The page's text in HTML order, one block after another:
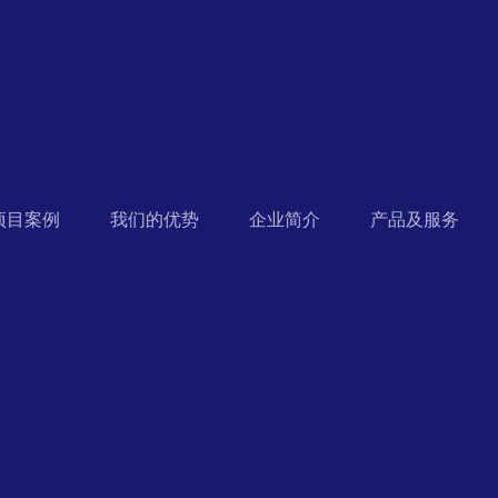
目案例 我们的优势 企业简介 产品及服务